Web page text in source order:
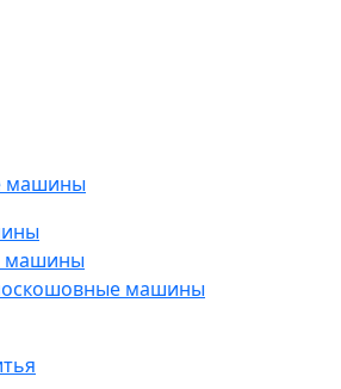
машины
машины
машины